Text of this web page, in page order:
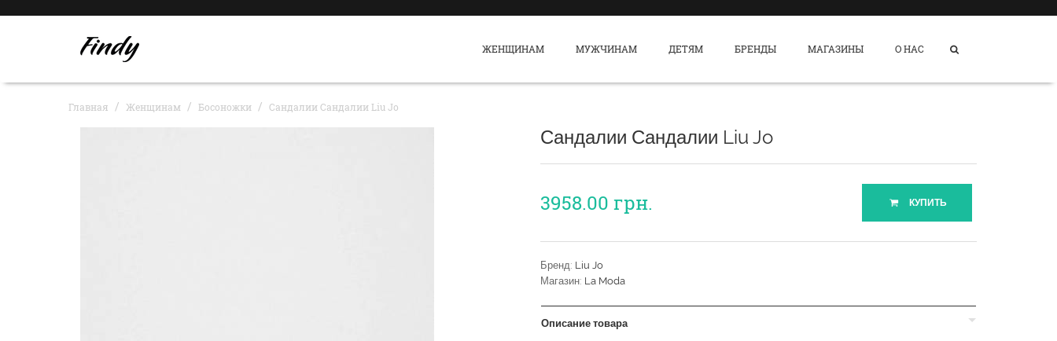
ЖЕНЩИНАМ МУЖЧИНАМ ДЕТЯМ БРЕНДЫ МАГАЗИНЫ О НАС
Главная Женщинам Босоножки Сандалии Сандалии Liu Jo
Сандалии Сандалии Liu Jo
3958.00 грн. КУПИТЬ
Бренд: Liu Jo
Магазин: La Moda
Описание товара